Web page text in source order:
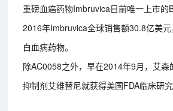
重磅血癌药物Imbruvica目前唯一上市的
2016年Imbruvica全球销售额30.8亿美
白血病药物。
除AC0058之外，早在2014年9月，艾森
抑制剂艾维替尼就获得美国FDA临床研究